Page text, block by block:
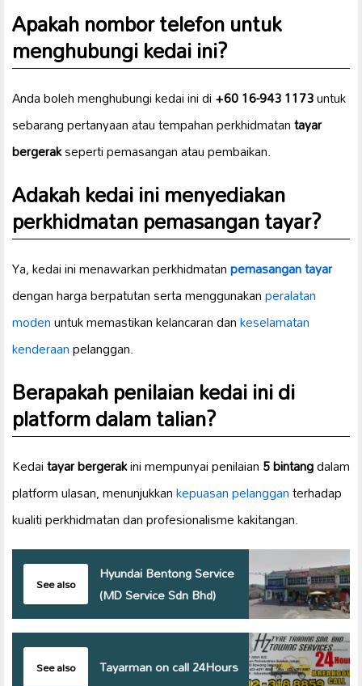
Apakah nombor telefon untuk
menghubungi kedai ini?
Anda boleh menghubungi kedai ini di+60 16-943 1173untuk
sebarang pertanyaan atau tempahan perkhidmatantayar
bergerakseperti pemasangan atau pembaikan.
Adakah kedai ini menyediakan
perkhidmatan pemasangan tayar?
Ya, kedai ini menawarkan perkhidmatanpemasangan tayar
dengan harga berpatutan serta menggunakanperalatan
modenuntuk memastikan kelancaran dankeselamatan
kenderaanpelanggan.
Berapakah penilaian kedai ini di
platform dalam talian?
Kedaitayar bergerakini mempunyai penilaian5 bintangdalam
platform ulasan, menunjukkankepuasan pelangganterhadap
kualiti perkhidmatan dan profesionalisme kakitangan.
See also
Hyundai Bentong Service
(MD Service Sdn Bhd)
See also Tayarman on call 24Hours